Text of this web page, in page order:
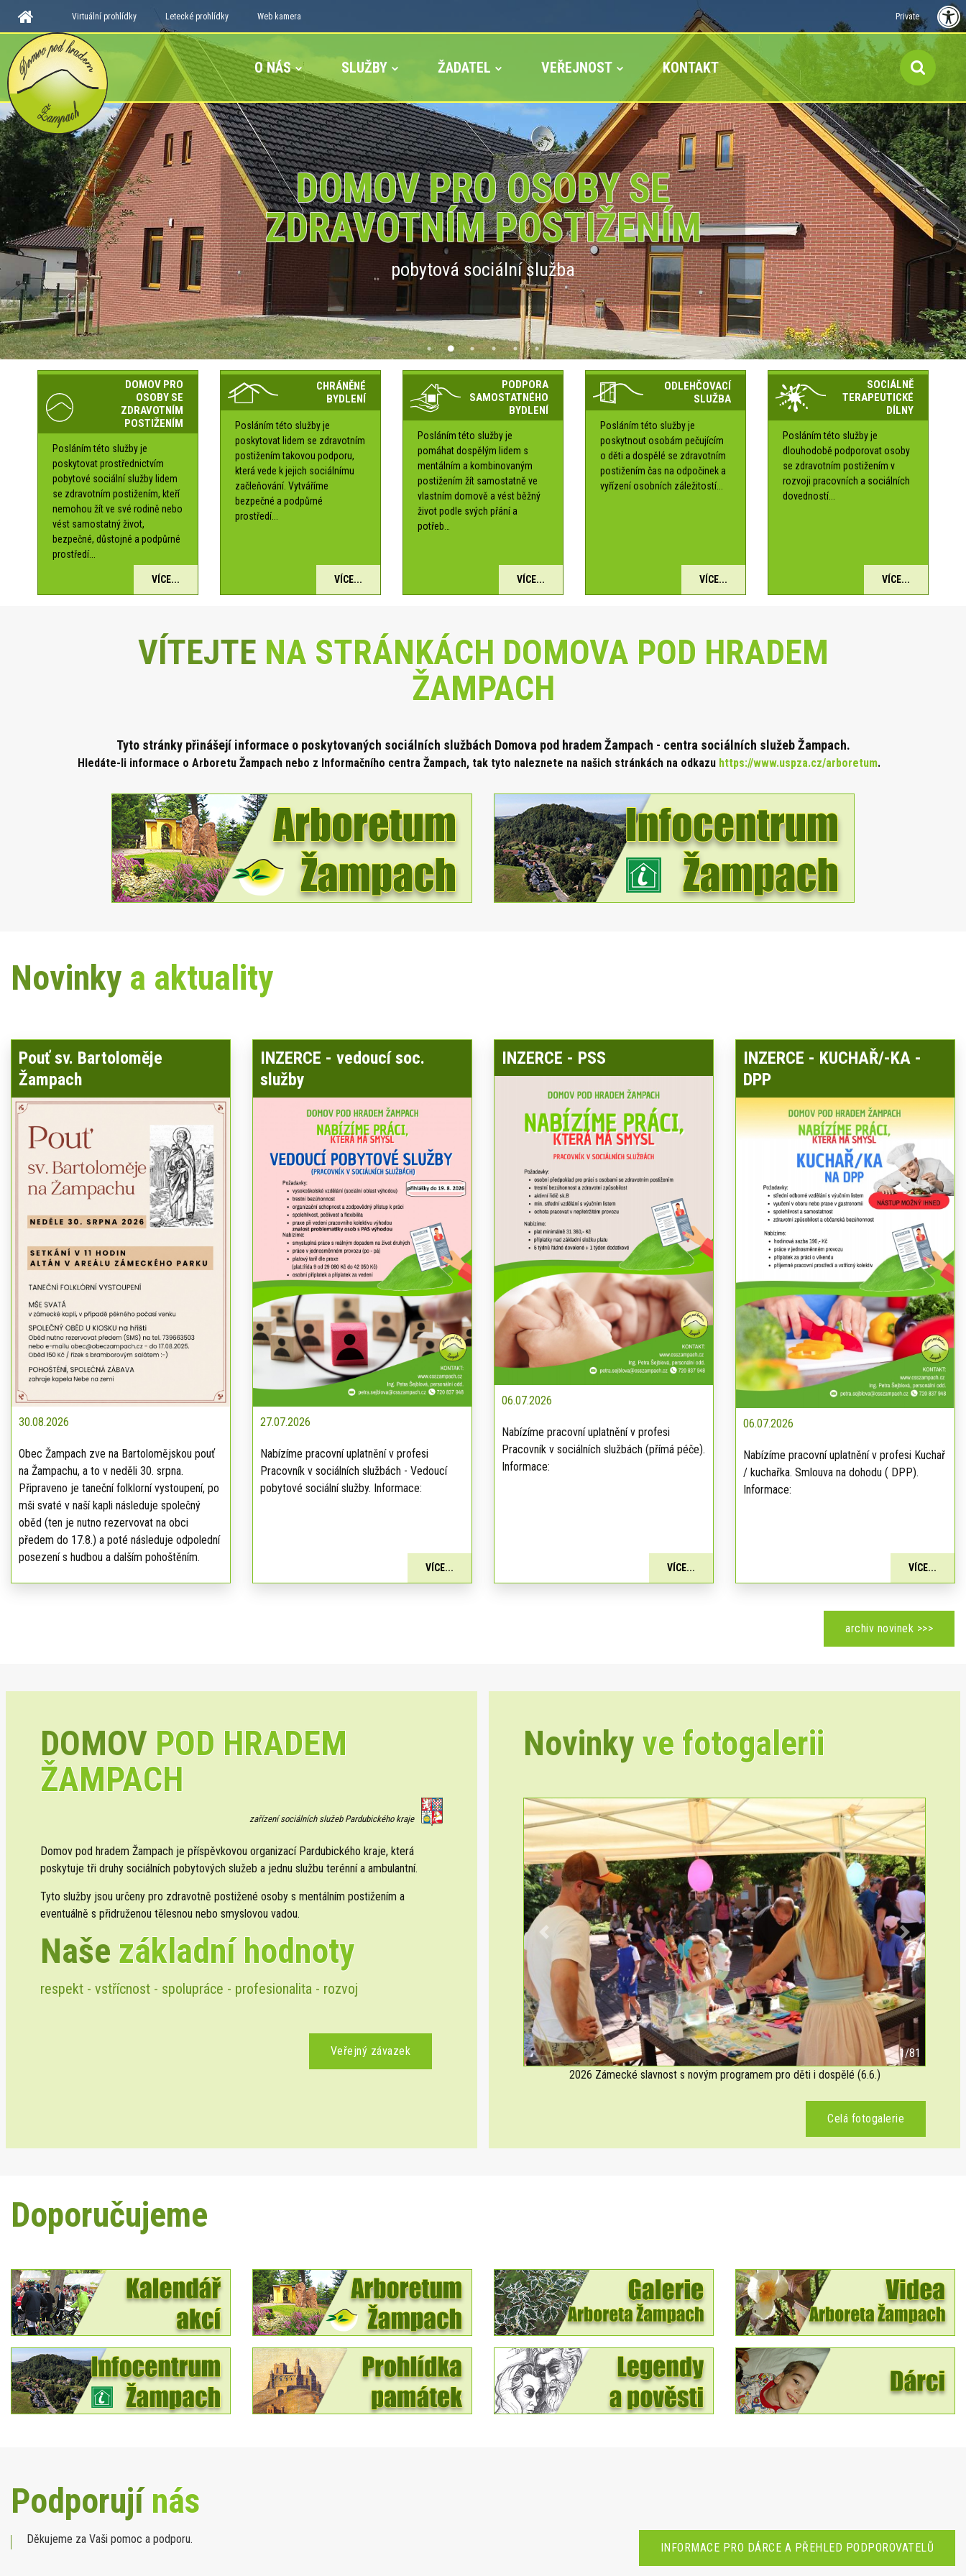
Virtuální prohlídky Letecké prohlídky Web kamera Private
O NÁS SLUŽBY ŽADATEL VEŘEJNOST KONTAKT
DOMOV PRO OSOBY SE
ZDRAVOTNÍM POSTIŽENÍM
pobytová sociální služba
DOMOV PRO
OSOBY SE
ZDRAVOTNÍM
POSTIŽENÍM
Posláním této služby je
poskytovat prostřednictvím
pobytové sociální služby lidem
se zdravotním postižením, kteří
nemohou žít ve své rodině nebo
vést samostatný život,
bezpečné, důstojné a podpůrné
prostředí...
VÍCE...
CHRÁNĚNÉ
BYDLENÍ
Posláním této služby je
poskytovat lidem se zdravotním
postižením takovou podporu,
která vede k jejich sociálnímu
začleňování. Vytváříme
bezpečné a podpůrné
prostředí...
VÍCE...
PODPORA
SAMOSTATNÉHO
BYDLENÍ
Posláním této služby je
pomáhat dospělým lidem s
mentálním a kombinovaným
postižením žít samostatně ve
vlastním domově a vést běžný
život podle svých přání a
potřeb…
VÍCE...
ODLEHČOVACÍ
SLUŽBA
Posláním této služby je
poskytnout osobám pečujícím
o děti a dospělé se zdravotním
postižením čas na odpočinek a
vyřízení osobních záležitostí...
VÍCE...
SOCIÁLNĚ
TERAPEUTICKÉ
DÍLNY
Posláním této služby je
dlouhodobě podporovat osoby
se zdravotním postižením v
rozvoji pracovních a sociálních
dovedností...
VÍCE...
VÍTEJTE NA STRÁNKÁCH DOMOVA POD HRADEM
ŽAMPACH
Tyto stránky přinášejí informace o poskytovaných sociálních službách Domova pod hradem Žampach - centra sociálních služeb Žampach.
Hledáte-li informace o Arboretu Žampach nebo z Informačního centra Žampach, tak tyto naleznete na našich stránkách na odkazu https://www.uspza.cz/arboretum.
Novinky a aktuality
Pouť sv. Bartoloměje
Žampach
30.08.2026
Obec Žampach zve na Bartolomějskou pouť
na Žampachu, a to v neděli 30. srpna.
Připraveno je taneční folklorní vystoupení, po
mši svaté v naší kapli následuje společný
oběd (ten je nutno rezervovat na obci
předem do 17.8.) a poté následuje odpolední
posezení s hudbou a dalším pohoštěním.
INZERCE - vedoucí soc.
služby
27.07.2026
Nabízíme pracovní uplatnění v profesi
Pracovník v sociálních službách - Vedoucí
pobytové sociální služby. Informace:
VÍCE...
INZERCE - PSS
06.07.2026
Nabízíme pracovní uplatnění v profesi
Pracovník v sociálních službách (přímá péče).
Informace:
VÍCE...
INZERCE - KUCHAŘ/-KA -
DPP
06.07.2026
Nabízíme pracovní uplatnění v profesi Kuchař
/ kuchařka. Smlouva na dohodu ( DPP).
Informace:
VÍCE...
archiv novinek >>>
DOMOV POD HRADEM
ŽAMPACH
zařízení sociálních služeb Pardubického kraje
Domov pod hradem Žampach je příspěvkovou organizací Pardubického kraje, která
poskytuje tři druhy sociálních pobytových služeb a jednu službu terénní a ambulantní.
Tyto služby jsou určeny pro zdravotně postižené osoby s mentálním postižením a
eventuálně s přidruženou tělesnou nebo smyslovou vadou.
Naše základní hodnoty
respekt - vstřícnost - spolupráce - profesionalita - rozvoj
Veřejný závazek
Novinkyve fotogalerii
2/81
Previous Next
2026 Zámecké slavnost s novým programem pro děti i dospělé (6.6.)
Celá fotogalerie
Doporučujeme
Podporujínás
Děkujeme za Vaši pomoc a podporu.
INFORMACE PRO DÁRCE A PŘEHLED PODPOROVATELŮ